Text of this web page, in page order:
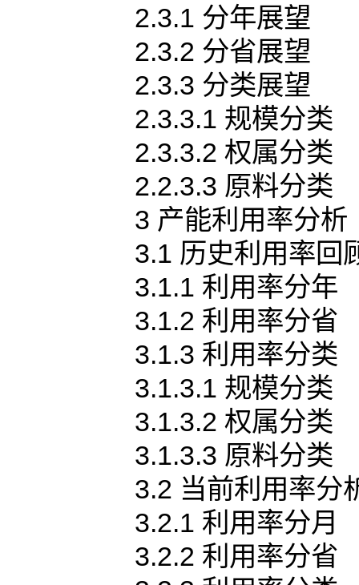
2.3.1 分年展望
2.3.2 分省展望
2.3.3 分类展望
2.3.3.1 规模分类
2.3.3.2 权属分类
2.2.3.3 原料分类
3 产能利用率分析
3.1 历史利用率回
3.1.1 利用率分年
3.1.2 利用率分省
3.1.3 利用率分类
3.1.3.1 规模分类
3.1.3.2 权属分类
3.1.3.3 原料分类
3.2 当前利用率分
3.2.1 利用率分月
3.2.2 利用率分省